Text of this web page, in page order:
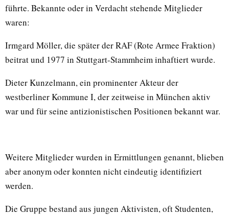
führte. Bekannte oder in Verdacht stehende Mitglieder
waren:
Irmgard Möller, die später der RAF (Rote Armee Fraktion)
beitrat und 1977 in Stuttgart-Stammheim inhaftiert wurde.
Dieter Kunzelmann, ein prominenter Akteur der
westberliner Kommune I, der zeitweise in München aktiv
war und für seine antizionistischen Positionen bekannt war.
Weitere Mitglieder wurden in Ermittlungen genannt, blieben
aber anonym oder konnten nicht eindeutig identifiziert
werden.
Die Gruppe bestand aus jungen Aktivisten, oft Studenten,